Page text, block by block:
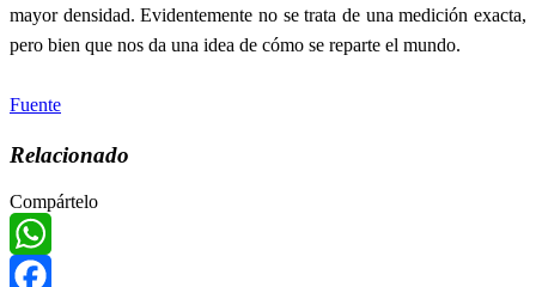
mayor densidad. Evidentemente no se trata de una medición exacta,
pero bien que nos da una idea de cómo se reparte el mundo.
Fuente
Relacionado
Compártelo
WhatsApp